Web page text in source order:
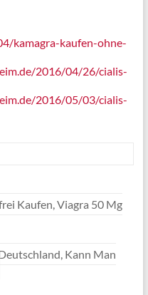
kamagra-kaufen-ohne-
2016/04/26/cialis-
2016/05/03/cialis-
Kaufen, Viagra 50 Mg
Kann Man